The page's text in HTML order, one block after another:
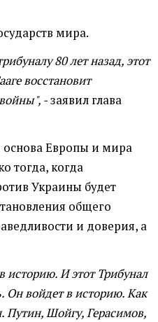
мира.
80 лет назад, этот
восстановит
-заявил глава
основа Европы и мира
тогда, когда
Украины будет
общего
и доверия, а
историю. И этот Трибунал
Он войдет в историю. Как
Путин, Шойгу, Герасимов,